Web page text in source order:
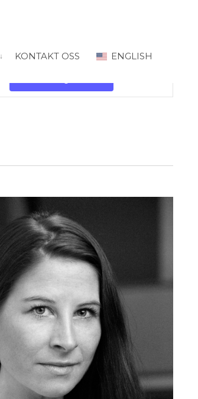
vis submeny for “PRODA Regional”
KONTAKT OSS
ENGLISH